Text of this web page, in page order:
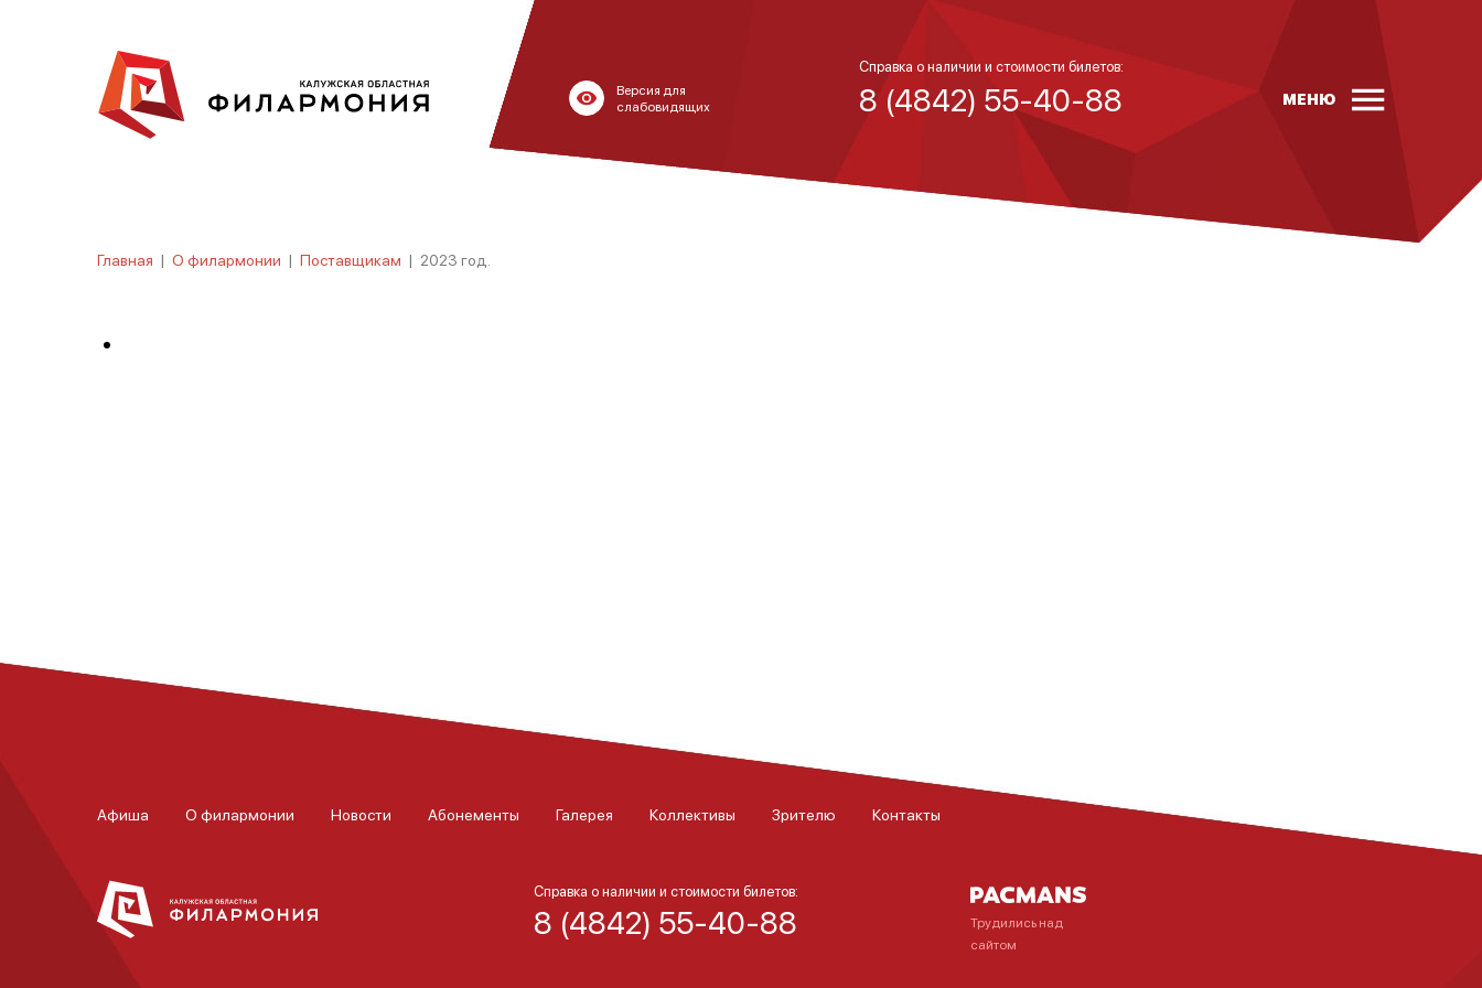
Версия для
слабовидящих
Справка о наличии и стоимости билетов:
8 (4842) 55-40-88 МЕНЮ
Главная | О филармонии | Поставщикам | 2023 год.
Афиша О филармонии Новости Абонементы Галерея Коллективы Зрителю Контакты
Справка о наличии и стоимости билетов:
8 (4842) 55-40-88
Трудились над
сайтом